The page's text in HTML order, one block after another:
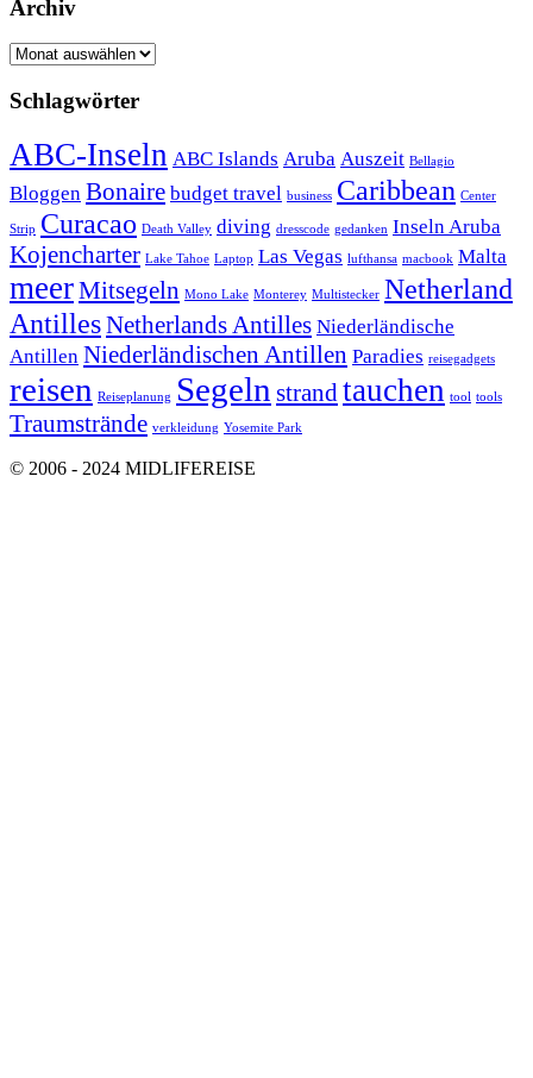
Archiv
Archiv
Schlagwörter
ABC-Inseln ABC Islands Aruba Auszeit Bellagio
Bloggen Bonaire budget travel business Caribbean Center
Strip Curacao Death Valley diving dresscode gedanken Inseln Aruba
Kojencharter Lake Tahoe Laptop Las Vegas lufthansa macbook Malta
meerMitsegeln Mono Lake Monterey Multistecker Netherland
AntillesNetherlands Antilles Niederländische
Antillen Niederländischen Antillen Paradies reisegadgets
reisen Reiseplanung Segeln strandtauchen tool tools
Traumstrände verkleidung Yosemite Park
© 2006 - 2024 MIDLIFEREISE